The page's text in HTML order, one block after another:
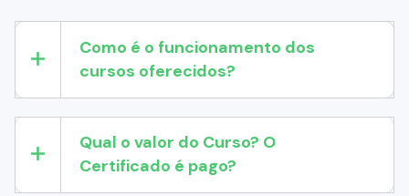
Como é o funcionamento dos
cursos oferecidos?
Qual o valor do Curso? O
Certificado é pago?